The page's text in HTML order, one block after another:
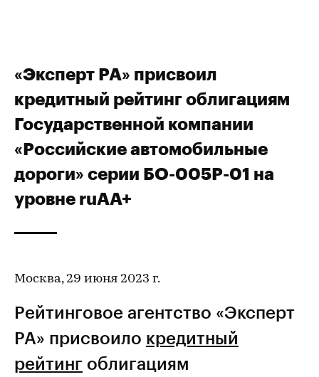
«Эксперт РА» присвоил
кредитный рейтинг облигациям
Государственной компании
«Российские автомобильные
дороги» серии БО-005P-01 на
уровне ruAA+
Москва, 29 июня 2023 г.
Рейтинговое агентство «Эксперт
РА» присвоило кредитный
рейтинг облигациям